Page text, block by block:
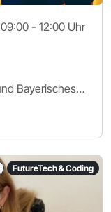
09:00 - 12:00 Uhr
ReDI School of Digital Integration und Bayerisches Staatsministerium für Digitales
FutureTech & Coding